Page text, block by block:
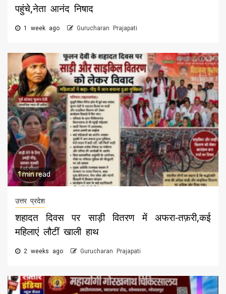
पहुंचे,नेता आनंद निषाद
1 week ago Gurucharan Prajapati
1 min read
उत्तर प्रदेश
शहादत दिवस पर साड़ी वितरण में अफरा-तफ़री,कई
महिलाएं लौटीं खाली हाथ
2 weeks ago Gurucharan Prajapati